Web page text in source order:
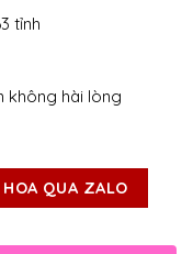
tỉnh
không hài lòng
QUA ZALO